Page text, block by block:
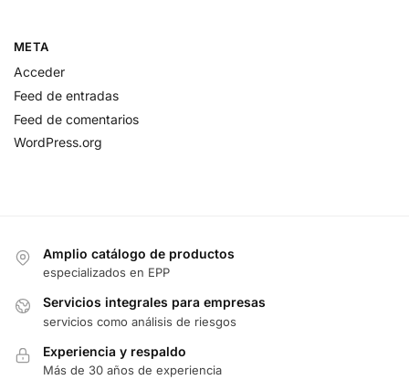
META
Acceder
Feed de entradas
Feed de comentarios
WordPress.org
Amplio catálogo de productos
especializados en EPP
Servicios integrales para empresas
servicios como análisis de riesgos
Experiencia y respaldo
Más de 30 años de experiencia